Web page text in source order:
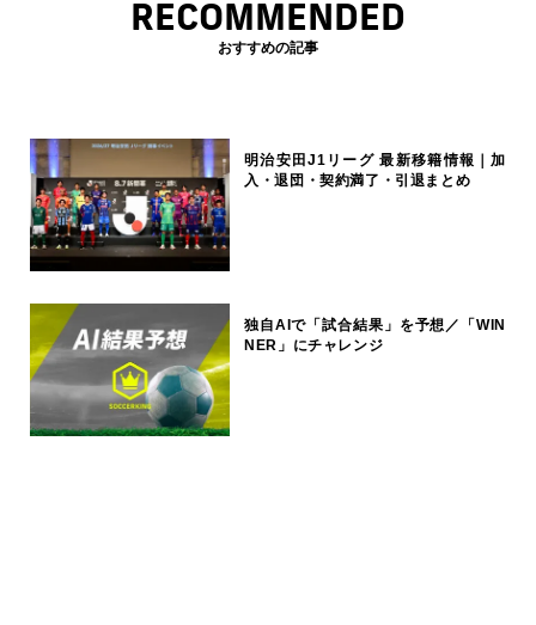
RECOMMENDED
おすすめの記事
明治安田J1リーグ 最新移籍情報｜加
入・退団・契約満了・引退まとめ
独自AIで「試合結果」を予想／「WIN
NER」にチャレンジ